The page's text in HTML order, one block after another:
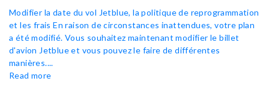
Modifier la date du vol Jetblue, la politique de reprogrammation
et les frais En raison de circonstances inattendues, votre plan
a été modifié. Vous souhaitez maintenant modifier le billet
d'avion Jetblue et vous pouvez le faire de différentes
manières....
Read more